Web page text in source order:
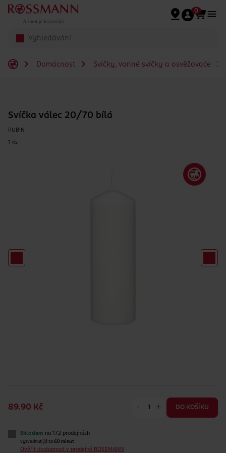
Přeskočit na hlavmní obsah
0
Domácnost Svíčky, vonné svíčky a osvěžovače
Svíčka válec 20/70 bílá
RUBIN
1 ks
89.90 Kč - + DO KOŠÍKU
Skladem na 172 prodejnách
vyzvednutí již za 60 minut
Ověřit dostupnost v prodejně ROSSMANN